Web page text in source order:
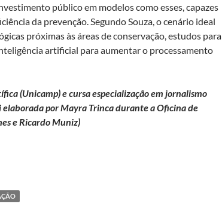
público em modelos como esses, capazes
da prevenção. Segundo Souza, o cenário ideal
próximas às áreas de conservação, estudos para
artificial para aumentar o processamento
(Unicamp) e cursa especialização em jornalismo
por Mayra Trinca durante a Oficina de
e Ricardo Muniz)